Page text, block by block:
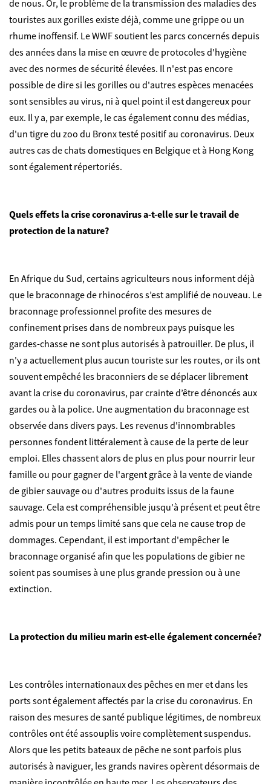
de nous. Or, le problème de la transmission des maladies des
touristes aux gorilles existe déjà, comme une grippe ou un
rhume inoffensif. Le WWF soutient les parcs concernés depuis
des années dans la mise en œuvre de protocoles d'hygiène
avec des normes de sécurité élevées. Il n'est pas encore
possible de dire si les gorilles ou d'autres espèces menacées
sont sensibles au virus, ni à quel point il est dangereux pour
eux. Il y a, par exemple, le cas également connu des médias,
d'un tigre du zoo du Bronx testé positif au coronavirus. Deux
autres cas de chats domestiques en Belgique et à Hong Kong
sont également répertoriés.
Quels effets la crise coronavirus a-t-elle sur le travail de
protection de la nature?
En Afrique du Sud, certains agriculteurs nous informent déjà
que le braconnage de rhinocéros s’est amplifié de nouveau. Le
braconnage professionnel profite des mesures de
confinement prises dans de nombreux pays puisque les
gardes-chasse ne sont plus autorisés à patrouiller. De plus, il
n'y a actuellement plus aucun touriste sur les routes, or ils ont
souvent empêché les braconniers de se déplacer librement
avant la crise du coronavirus, par crainte d’être dénoncés aux
gardes ou à la police. Une augmentation du braconnage est
observée dans divers pays. Les revenus d'innombrables
personnes fondent littéralement à cause de la perte de leur
emploi. Elles chassent alors de plus en plus pour nourrir leur
famille ou pour gagner de l'argent grâce à la vente de viande
de gibier sauvage ou d'autres produits issus de la faune
sauvage. Cela est compréhensible jusqu'à présent et peut être
admis pour un temps limité sans que cela ne cause trop de
dommages. Cependant, il est important d'empêcher le
braconnage organisé afin que les populations de gibier ne
soient pas soumises à une plus grande pression ou à une
extinction.
La protection du milieu marin est-elle également concernée?
Les contrôles internationaux des pêches en mer et dans les
ports sont également affectés par la crise du coronavirus. En
raison des mesures de santé publique légitimes, de nombreux
contrôles ont été assouplis voire complètement suspendus.
Alors que les petits bateaux de pêche ne sont parfois plus
autorisés à naviguer, les grands navires opèrent désormais de